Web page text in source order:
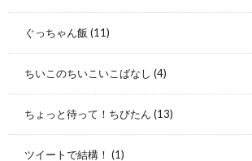
ぐっちゃん飯 (11)
ちいこのちいこいこばなし (4)
ちょっと待って！ちびたん (13)
ツイートで結構！ (1)